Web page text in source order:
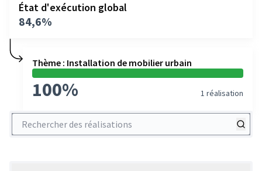
État d'exécution global
84,6%
Thème : Installation de mobilier urbain
100% 1 réalisation
Rechercher des réalisations